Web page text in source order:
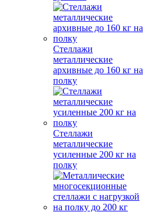
Стеллажи
металлические
архивные до 160 кг на
полку
Стеллажи
металлические
усиленные 200 кг на
полку